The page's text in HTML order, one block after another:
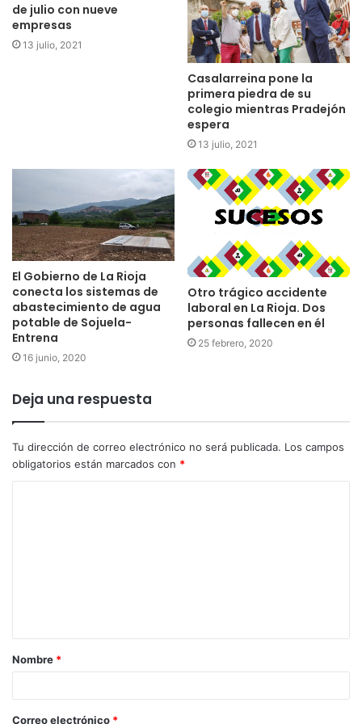
de julio con nueve
empresas
13 julio, 2021
Casalarreina pone la
primera piedra de su
colegio mientras Pradejón
espera
13 julio, 2021
El Gobierno de La Rioja
conecta los sistemas de
abastecimiento de agua
potable de Sojuela-
Entrena
16 junio, 2020
Otro trágico accidente
laboral en La Rioja. Dos
personas fallecen en él
25 febrero, 2020
Deja una respuesta
Tu dirección de correo electrónico no será publicada. Los campos
obligatorios están marcados con *
Nombre *
Correo electrónico *